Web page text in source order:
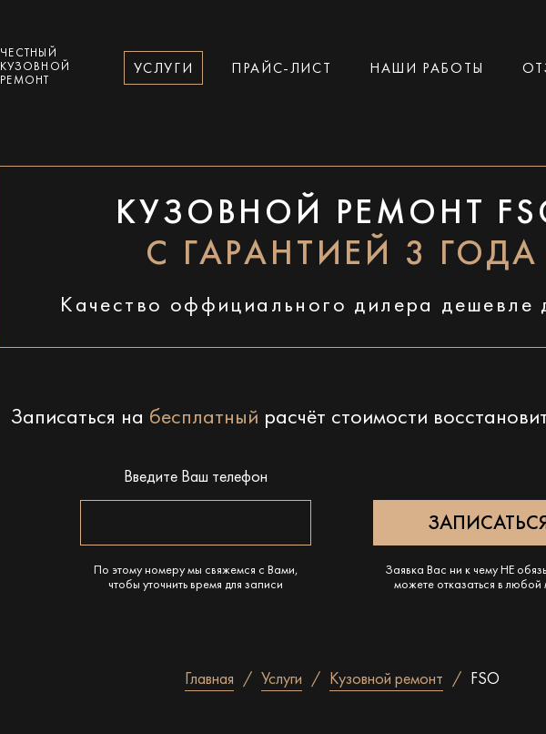
ЧЕСТНЫЙ
КУЗОВНОЙ
РЕМОНТ
УСЛУГИ ПРАЙС-ЛИСТ НАШИ РАБОТЫ
КУЗОВНОЙ РЕМОНТ
С ГАРАНТИЕЙ 3 ГОДА
Качество оффициального дилера дешевле
Записаться на бесплатный расчёт стоимости
Введите Ваш телефон
По этому номеру мы свяжемся с Вами,
чтобы уточнить время для записи
Заявка Вас ни к чему НЕ
можете отказаться в любой
Главная Услуги Кузовной ремонт FSO